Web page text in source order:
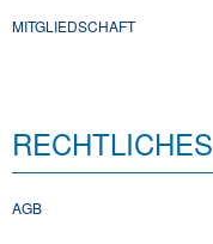
MITGLIEDSCHAFT
RECHTLICHES
AGB